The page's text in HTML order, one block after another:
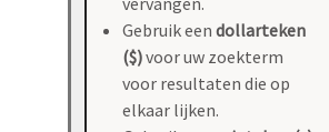
Gebruik een dollarteken
($)voor uw zoekterm
voor resultaten die op
elkaar lijken.